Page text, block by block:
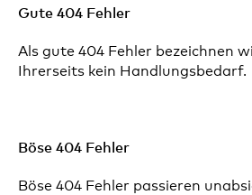
Gute 404 Fehler
Als gute 404 Fehler bezeichnen
Ihrerseits kein Handlungsbedarf.
Böse 404 Fehler
Böse 404 Fehler passieren